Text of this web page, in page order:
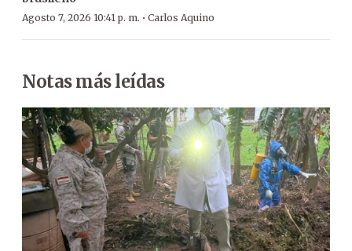
Agosto 7, 2026 10:41 p. m. · Carlos Aquino
Notas más leídas